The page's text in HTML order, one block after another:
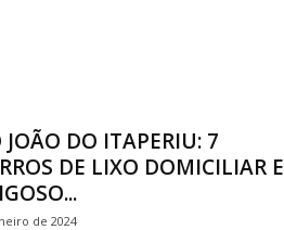
JOÃO DO ITAPERIU: 7
DE LIXO DOMICILIAR E
de 2024